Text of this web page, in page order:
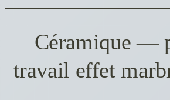
Céramique —
travail effet